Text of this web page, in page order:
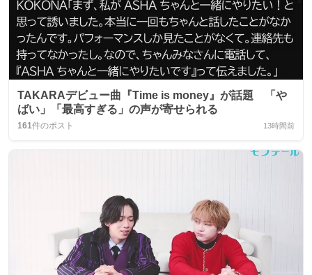
TAKARAデビュー曲『Time is money』が話題 「や
ばい」「最高すぎる」の声が寄せられる
161件のポスト 13時間前